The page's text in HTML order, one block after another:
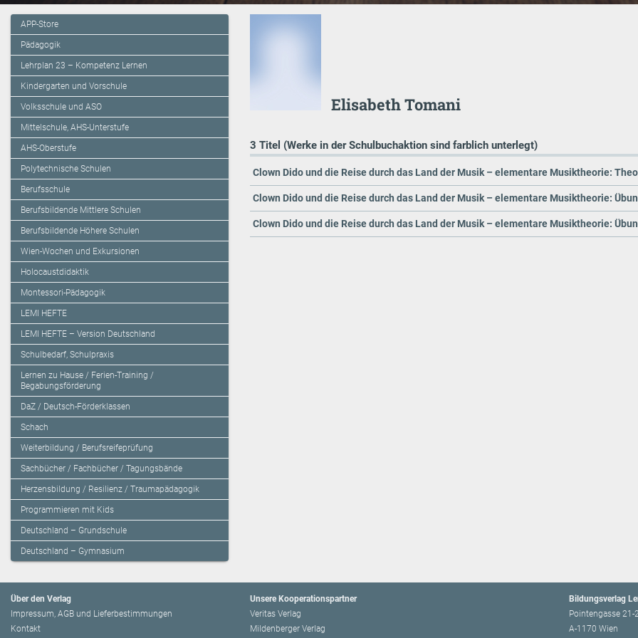
APP-Store
Pädagogik
Lehrplan 23 – Kompetenz Lernen
Kindergarten und Vorschule
Volksschule und ASO
Mittelschule, AHS-Unterstufe
AHS-Oberstufe
Polytechnische Schulen
Berufsschule
Berufsbildende Mittlere Schulen
Berufsbildende Höhere Schulen
Wien-Wochen und Exkursionen
Holocaustdidaktik
Montessori-Pädagogik
LEMI HEFTE
LEMI HEFTE – Version Deutschland
Schulbedarf, Schulpraxis
Lernen zu Hause / Ferien-Training /
Begabungsförderung
DaZ / Deutsch-Förderklassen
Schach
Weiterbildung / Berufsreifeprüfung
Sachbücher / Fachbücher / Tagungsbände
Herzensbildung / Resilienz / Traumapädagogik
Programmieren mit Kids
Deutschland – Grundschule
Deutschland – Gymnasium
Elisabeth Tomani
3 Titel (Werke in der Schulbuchaktion sind farblich unterlegt)
Clown Dido und die Reise durch das Land der Musik – elementare Musiktheorie:
Clown Dido und die Reise durch das Land der Musik – elementare Musiktheorie:
Clown Dido und die Reise durch das Land der Musik – elementare Musiktheorie:
Über den Verlag
Impressum, AGB und Lieferbestimmungen
Kontakt
Unsere Kooperationspartner
Veritas Verlag
Mildenberger Verlag
Bildungsverlag
Pointengasse 21-
A-1170 Wien